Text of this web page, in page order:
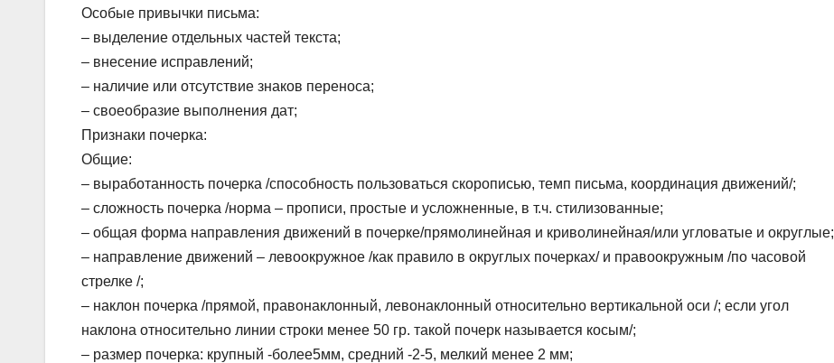
Особые привычки письма:
– выделение отдельных частей текста;
– внесение исправлений;
– наличие или отсутствие знаков переноса;
– своеобразие выполнения дат;
Признаки почерка:
Общие:
– выработанность почерка /способность пользоваться скорописью, темп письма, координация движений/;
– сложность почерка /норма – прописи, простые и усложненные, в т.ч. стилизованные;
– общая форма направления движений в почерке/прямолинейная и криволинейная/или угловатые и округлые;
– направление движений – левоокружное /как правило в округлых почерках/ и правоокружным /по часовой
стрелке /;
– наклон почерка /прямой, правонаклонный, левонаклонный относительно вертикальной оси /; если угол
наклона относительно линии строки менее 50 гр. такой почерк называется косым/;
– размер почерка: крупный -более5мм, средний -2-5, мелкий менее 2 мм;